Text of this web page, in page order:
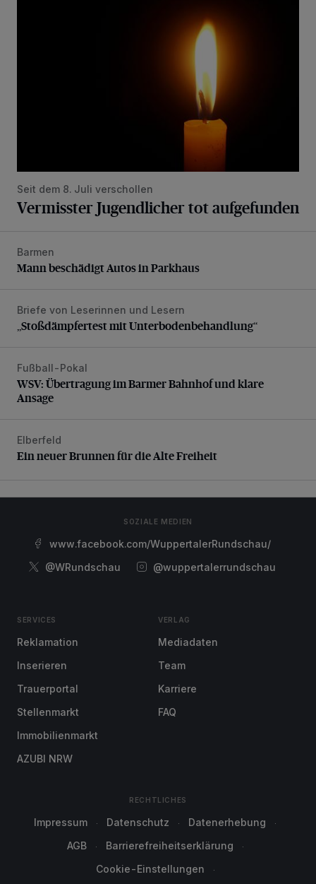
Seit dem 8. Juli verschollen
Vermisster Jugendlicher tot aufgefunden
Mann beschädigt Autos in Parkhaus
Barmen
Mann beschädigt Autos in Parkhaus
„Stoßdämpfertest mit Unterbodenbehandlung“
Briefe von Leserinnen und Lesern
„Stoßdämpfertest mit Unterbodenbehandlung“
WSV: Übertragung im Barmer Bahnhof und klare Ansage
Fußball-Pokal
WSV: Übertragung im Barmer Bahnhof und klare
Ansage
Ein neuer Brunnen für die Alte Freiheit
Elberfeld
Ein neuer Brunnen für die Alte Freiheit
SOZIALE MEDIEN
www.facebook.com/WuppertalerRundschau/
@WRundschau
@wuppertalerrundschau
SERVICES
Reklamation
Inserieren
Trauerportal
Stellenmarkt
Immobilienmarkt
AZUBI NRW
VERLAG
Mediadaten
Team
Karriere
FAQ
RECHTLICHES
Impressum Datenschutz
Datenerhebung
AGB
Barrierefreiheitserklärung
Cookie-Einstellungen